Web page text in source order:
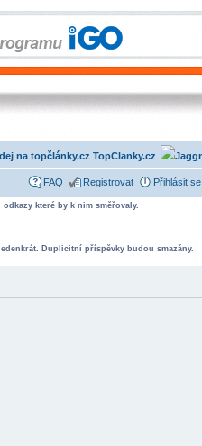
TopClanky.cz
FAQ Registrovat Přihlásit se
které by k nim směřovaly.
Duplicitní příspěvky budou smazány.